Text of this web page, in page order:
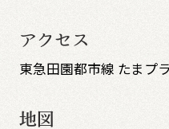
アクセス
東急田園都市線 たまプ
地図